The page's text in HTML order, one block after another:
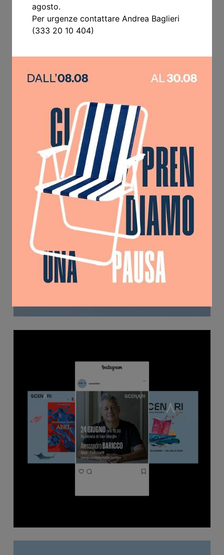
agosto.
Per urgenze contattare Andrea Baglieri
(333 20 10 404)